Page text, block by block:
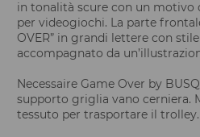
in tonalità scure con un motivo
per videogiochi. La parte
OVER” in grandi lettere con
accompagnato da
Necessaire Game Over by
supporto griglia vano cerniera.
tessuto per trasportare il trolley.